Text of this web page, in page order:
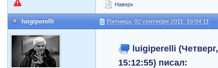
Наверх
luigiperelli Пятница, 02 сентября 2011, 18:04:11
luigiperelli
15:12:55) писал: